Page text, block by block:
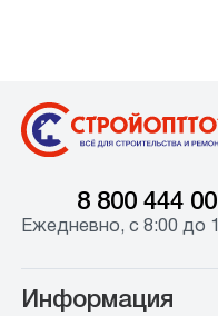
8 800 444
Ежедневно, с 8:00 до
Информация